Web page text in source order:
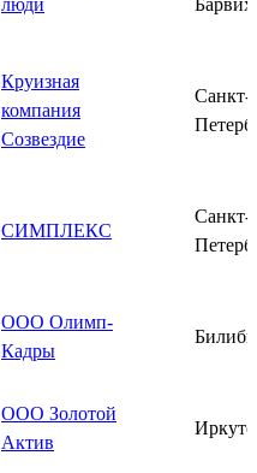
Круизная
компания
Созвездие
Санкт-
СИМПЛЕКС
Санкт-
ООО Олимп-
Кадры
ООО Золотой
Актив